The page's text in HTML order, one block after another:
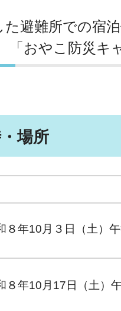
オープン
審議会な
避難所での宿
「おやこ防災キ
場所
８年10月３日（土）
８年10月17日（土）